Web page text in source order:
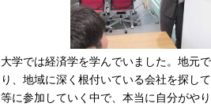
大学では経済学を学んでいました。地元
り、地域に深く根付いている会社を探し
等に参加していく中で、本当に自分がや